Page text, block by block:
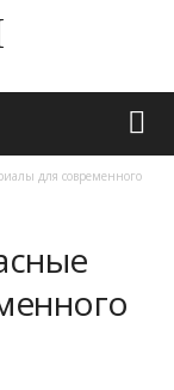
для современного